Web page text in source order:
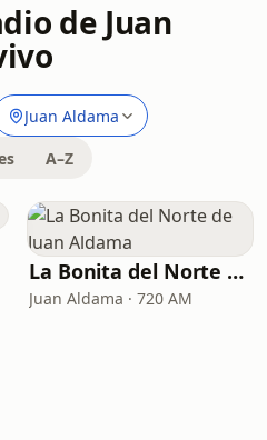
de Juan
Juan Aldama
A–Z
La Bonita del Norte de Juan Aldama
Juan Aldama · 720 AM